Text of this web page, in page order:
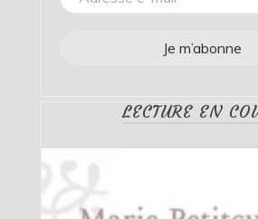
LECTURE EN